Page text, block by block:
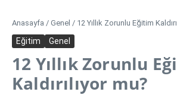
Anasayfa / Genel / 12 Yıllık Zorunlu Eğitim
Eğitim Genel
12 Yıllık Zorunlu
Kaldırılıyor mu?